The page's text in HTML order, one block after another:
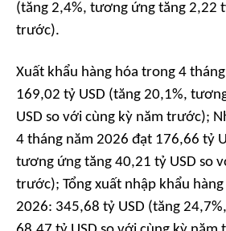
(tăng 2,4%, tương ứng tăng 2,22
trước).
Xuất khẩu hàng hóa trong 4
169,02 tỷ USD (tăng 20,1%,
USD so với cùng kỳ năm trước);
4 tháng năm 2026 đạt 176,66 tỷ
tương ứng tăng 40,21 tỷ USD so
trước); Tổng xuất nhập khẩu
2026: 345,68 tỷ USD (tăng